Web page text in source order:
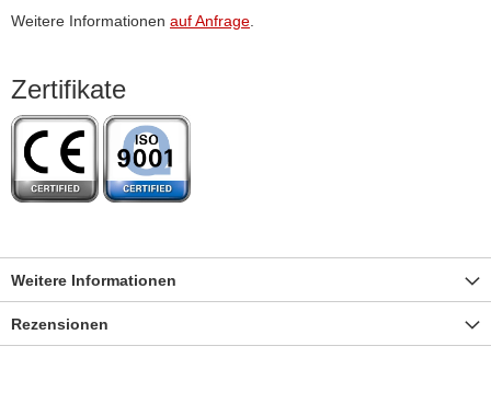
Weitere Informationen auf Anfrage
Zertifikate
Weitere Informationen
Rezensionen